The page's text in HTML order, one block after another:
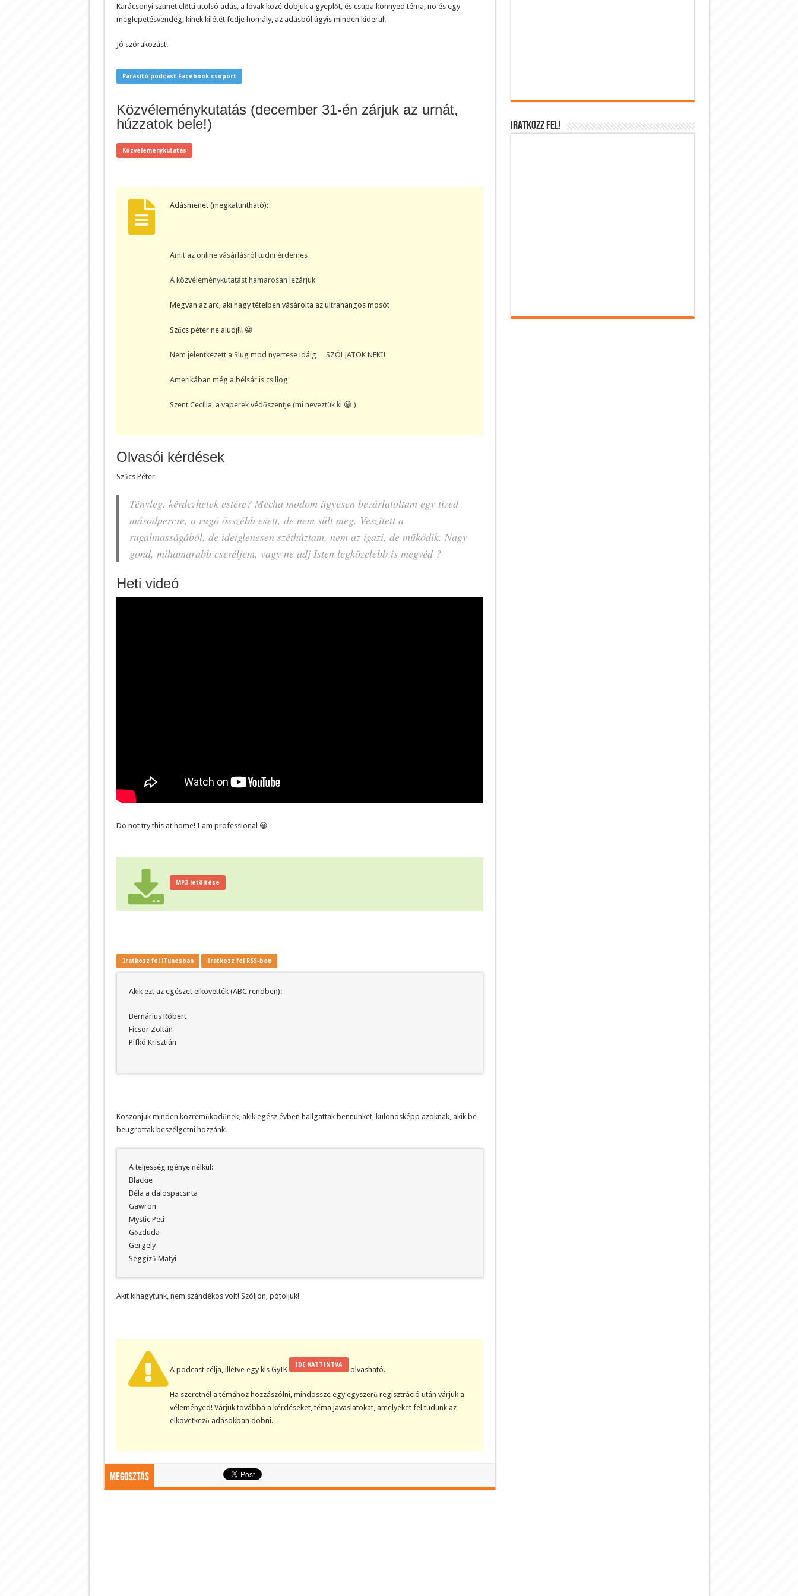
Karácsonyi szünet előtti utolsó adás, a lovak közé dobjuk a gyeplőt, és csupa könnyed téma, no és egy
meglepetésvendég, kinek kilétét fedje homály, az adásból úgyis minden kiderül!
Jó szórakozást!
Párásító podcast Facebook csoport
Közvéleménykutatás (december 31-én zárjuk az urnát,
húzzatok bele!)
Közvéleménykutatás
Adásmenet (megkattintható):
Amit az online vásárlásról tudni érdemes
A közvéleménykutatást hamarosan lezárjuk
Megvan az arc, aki nagy tételben vásárolta az ultrahangos mosót
Szűcs péter ne aludj!!! 😀
Nem jelentkezett a Slug mod nyertese idáig… SZÓLJATOK NEKI!
Amerikában még a bélsár is csillog
Szent Cecília, a vaperek védőszentje (mi neveztük ki 😀 )
Olvasói kérdések
Szűcs Péter
Tényleg, kérdezhetek estére? Mecha modom ügyesen bezárlatoltam egy tized
másodpercre, a rugó összébb esett, de nem sült meg. Veszített a
rugalmasságából, de ideiglenesen széthúztam, nem az igazi, de működik. Nagy
gond, mihamarabb cseréljem, vagy ne adj Isten legközelebb is megvéd ?
Heti videó
Do not try this at home! I am professional 😀
MP3 letöltése
Iratkozz fel iTunesban Iratkozz fel RSS-ben
Akik ezt az egészet elkövették (ABC rendben):
Bernárius Róbert
Ficsor Zoltán
Pifkó Krisztián
Köszönjük minden közreműködőnek, akik egész évben hallgattak bennünket, különösképp azoknak, akik be-
beugrottak beszélgetni hozzánk!
A teljesség igénye nélkül:
Blackie
Béla a dalospacsirta
Gawron
Mystic Peti
Gőzduda
Gergely
Seggízű Matyi
Akit kihagytunk, nem szándékos volt! Szóljon, pótoljuk!
A podcast célja, illetve egy kis GyIK
IDE KATTINTVA
olvasható.
Ha szeretnél a témához hozzászólni, mindössze egy egyszerű regisztráció után várjuk a
véleményed! Várjuk továbbá a kérdéseket, téma javaslatokat, amelyeket fel tudunk az
elkövetkező adásokban dobni.
Megosztás
IRATKOZZ FEL!